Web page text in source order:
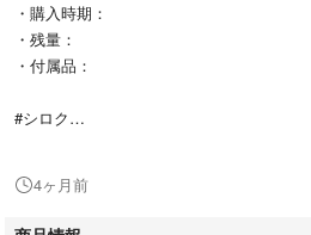
・購入時期：
・残量：
・付属品：
#シロク
#洗顔料
4ヶ月前